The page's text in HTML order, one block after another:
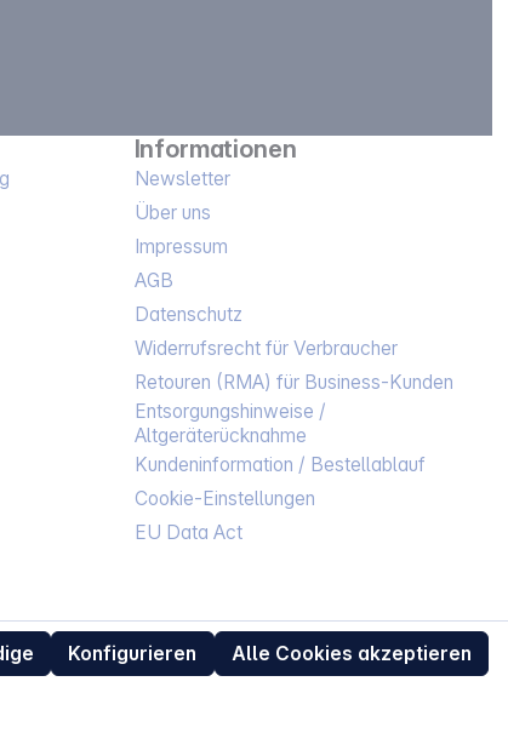
Informationen
Newsletter
Über uns
Impressum
AGB
Datenschutz
Widerrufsrecht für Verbraucher
Retouren (RMA) für Business-Kunden
Entsorgungshinweise /
Altgeräterücknahme
Kundeninformation / Bestellablauf
Cookie-Einstellungen
EU Data Act
Konfigurieren Alle Cookies akzeptieren